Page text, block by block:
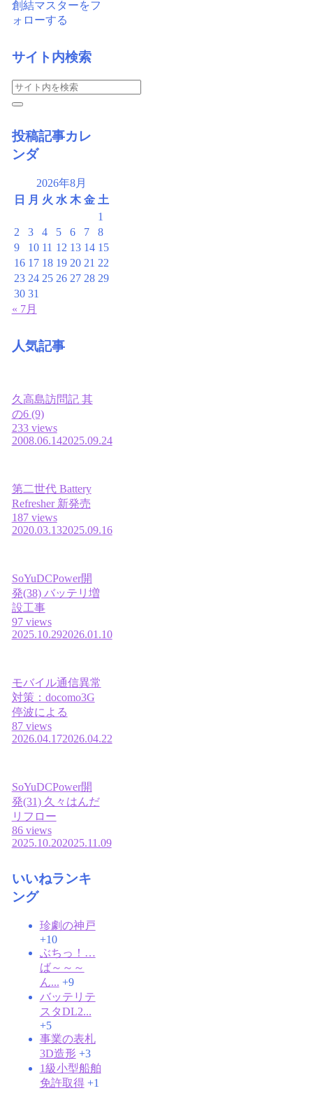
創結マスターをフ
ォローする
サイト内検索
投稿記事カレ
ンダ
2026年8月
日 月 火 水 木 金 土
1
2
3 4 5 6 7
8
9
10 11 12 13 14 15
16 17 18 19 20 21 22
23 24 25 26 27 28 29
30 31
« 7月
人気記事
久高島訪問記 其
の6 (9)
233 views
2008.06.142025.09.24
第二世代 Battery
Refresher 新発売
187 views
2020.03.132025.09.16
SoYuDCPower開
発(38) バッテリ増
設工事
97 views
2025.10.292026.01.10
モバイル通信異常
対策：docomo3G
停波による
87 views
2026.04.172026.04.22
SoYuDCPower開
発(31) 久々はんだ
リフロー
86 views
2025.10.202025.11.09
いいねランキ
ング
珍劇の神戸
+10
ぶちっ！…
ば～～～
ん... +9
バッテリテ
スタDL2...
+5
事業の表札
3D造形 +3
1級小型船舶
免許取得 +1